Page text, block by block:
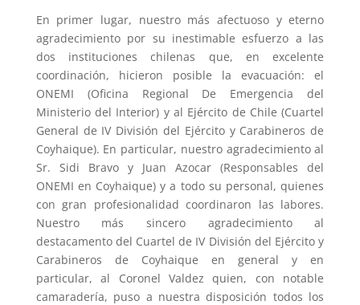
En primer lugar, nuestro más afectuoso y eterno
agradecimiento por su inestimable esfuerzo a las
dos instituciones chilenas que, en excelente
coordinación, hicieron posible la evacuación: el
ONEMI (Oficina Regional De Emergencia del
Ministerio del Interior) y al Ejército de Chile (Cuartel
General de IV División del Ejército y Carabineros de
Coyhaique). En particular, nuestro agradecimiento al
Sr. Sidi Bravo y Juan Azocar (Responsables del
ONEMI en Coyhaique) y a todo su personal, quienes
con gran profesionalidad coordinaron las labores.
Nuestro más sincero agradecimiento al
destacamento del Cuartel de IV División del Ejército y
Carabineros de Coyhaique en general y en
particular, al Coronel Valdez quien, con notable
camaradería, puso a nuestra disposición todos los